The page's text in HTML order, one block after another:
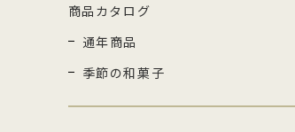
商品カタログ
通年商品
季節の和菓子